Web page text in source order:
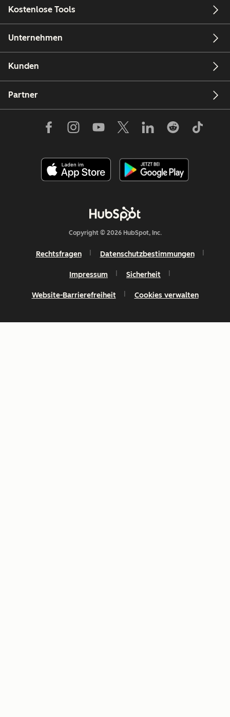
Kostenlose Tools
Unternehmen
Kunden
Partner
Copyright © 2026 HubSpot, Inc.
Rechtsfragen Datenschutzbestimmungen
Impressum Sicherheit
Website-Barrierefreiheit Cookies verwalten